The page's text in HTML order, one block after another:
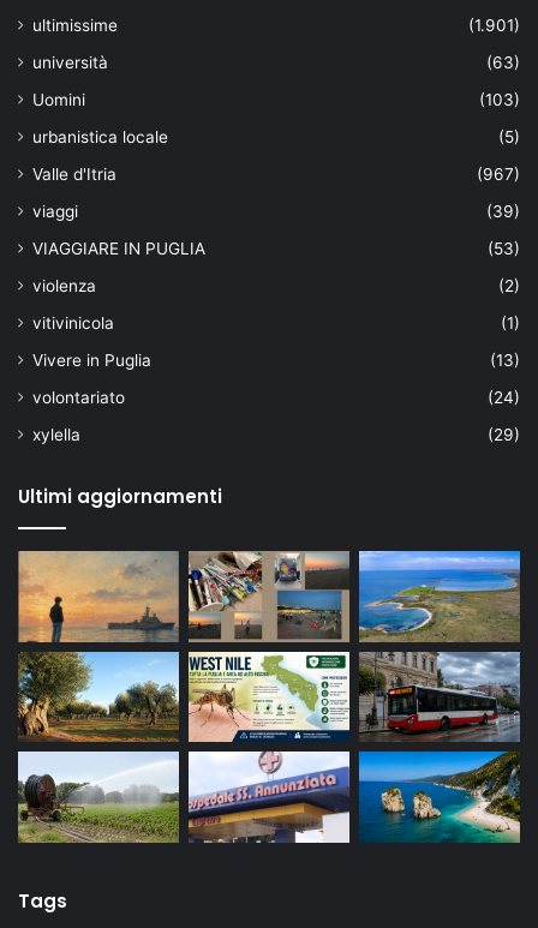
ultimissime
(1.901)
università
(63)
Uomini
(103)
urbanistica locale
(5)
Valle d'Itria
(967)
viaggi
(39)
VIAGGIARE IN PUGLIA
(53)
violenza
(2)
vitivinicola
(1)
Vivere in Puglia
(13)
volontariato
(24)
xylella
(29)
Ultimi aggiornamenti
Tags